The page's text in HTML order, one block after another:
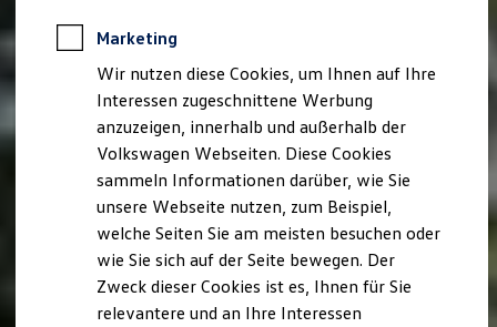
Software, Konnektivität & Apps
California App
VW Connect für Ihren ID. Buzz
VW Connect für Ihren Transporter/Caravelle
VW Connect für Ihren Amarok
VW Connect für andere Modelle
Connect Pro
Fleet Interface Data
Multistop Pathfinder
Übersicht Software Updates
Hilfreiches für Besitzer
Fahrerassistenz- und Sicherheitssysteme
Kontrollleuchten
Kurzfahrprofile und Ölverdünnung
Marketing
Wir nutzen diese Cookies, um Ihnen auf Ihre
Interessen zugeschnittene Werbung
anzuzeigen, innerhalb und außerhalb der
Volkswagen Webseiten. Diese Cookies
sammeln Informationen darüber, wie Sie
unsere Webseite nutzen, zum Beispiel,
welche Seiten Sie am meisten besuchen oder
wie Sie sich auf der Seite bewegen. Der
Zweck dieser Cookies ist es, Ihnen für Sie
relevantere und an Ihre Interessen